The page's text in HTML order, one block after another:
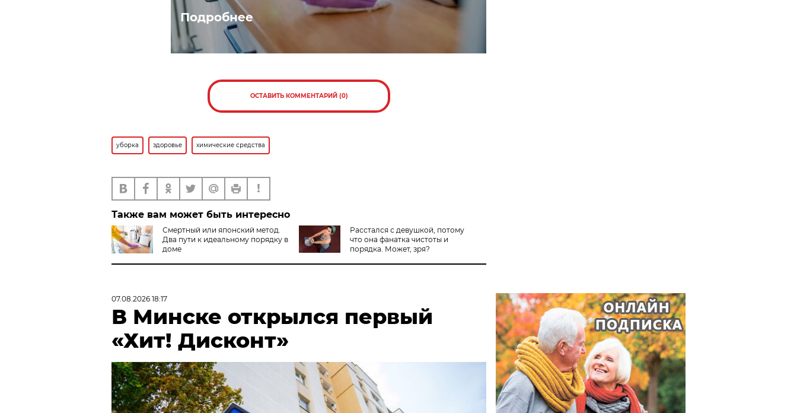
Подробнее
ОСТАВИТЬ КОММЕНТАРИЙ (0)
уборка здоровье химические средства
Также вам может быть интересно
Смертный или японский метод.
Два пути к идеальному порядку в
доме
Расстался с девушкой, потому
что она фанатка чистоты и
порядка. Может, зря?
07.08.2026 18:17
В Минске открылся первый
«Хит! Дисконт»